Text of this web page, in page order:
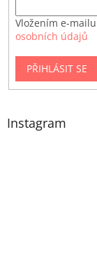
Vložením e-
osobních údajů
PŘIHLÁSIT SE
Instagram